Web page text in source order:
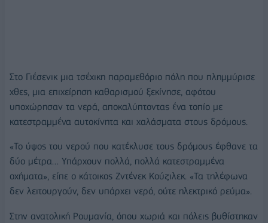
Στο Γιέσενικ μια τσέχικη παραμεθόριο πόλη που πλημμύρισε
χθες, μια επιχείρηση καθαρισμού ξεκίνησε, αφότου
υποχώρησαν τα νερά, αποκαλύπτοντας ένα τοπίο με
κατεστραμμένα αυτοκίνητα και χαλάσματα στους δρόμους.
«Το ύψος του νερού που κατέκλυσε τους δρόμους έφθανε τα
δύο μέτρα… Υπάρχουν πολλά, πολλά κατεστραμμένα
οχήματα», είπε ο κάτοικος Ζντένεκ Κούζιλεκ. «Τα τηλέφωνα
δεν λειτουργούν, δεν υπάρχει νερό, ούτε ηλεκτρικό ρεύμα».
Στην ανατολική Ρουμανία, όπου χωριά και πόλεις βυθίστηκαν